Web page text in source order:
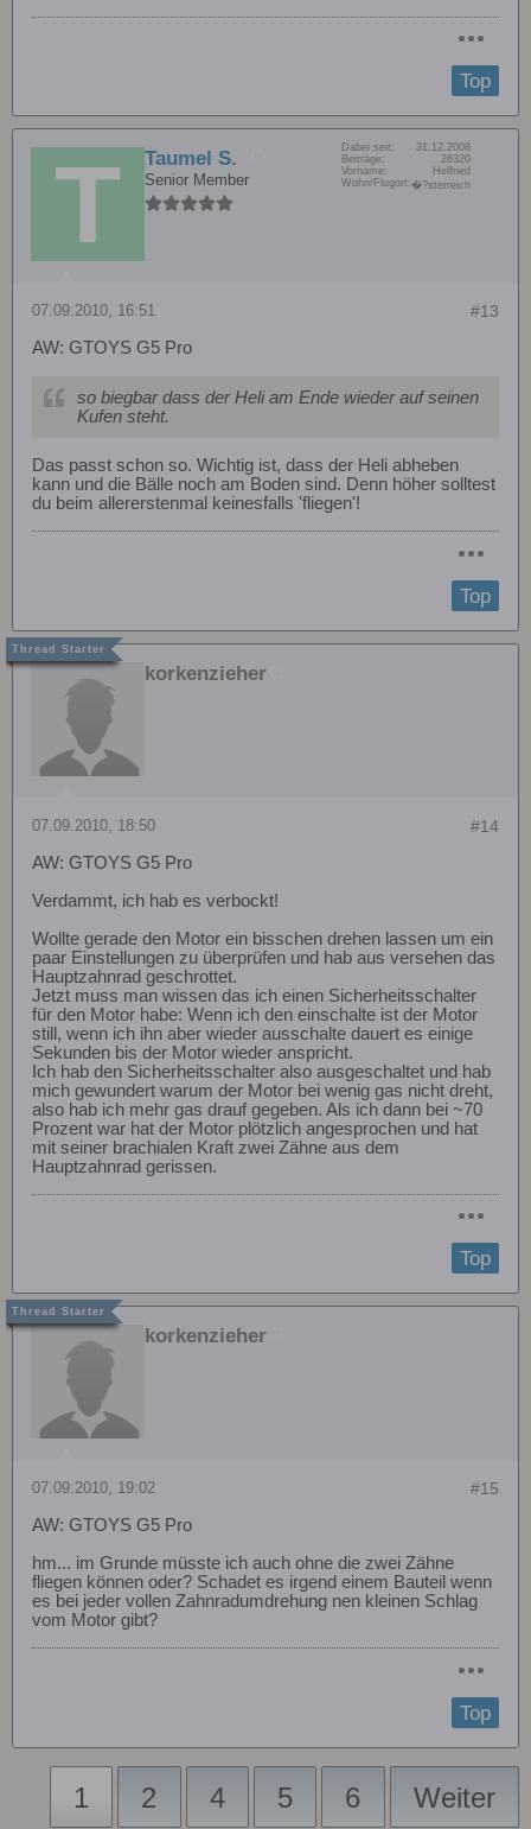
Top
Taumel S.
Senior Member
Dabei seit:
31.12.2008
Beiträge:
26320
Vorname:
Helfried
Wohn/Flugort: �?sterreich
#13
07.09.2010, 16:51
AW: GTOYS G5 Pro
so biegbar dass der Heli am Ende wieder auf seinen
Kufen steht.
Das passt schon so. Wichtig ist, dass der Heli abheben
kann und die Bälle noch am Boden sind. Denn höher solltest
du beim allererstenmal keinesfalls 'fliegen'!
Top
korkenzieher
#14
07.09.2010, 18:50
AW: GTOYS G5 Pro
Verdammt, ich hab es verbockt!
Wollte gerade den Motor ein bisschen drehen lassen um ein
paar Einstellungen zu überprüfen und hab aus versehen das
Hauptzahnrad geschrottet.
Jetzt muss man wissen das ich einen Sicherheitsschalter
für den Motor habe: Wenn ich den einschalte ist der Motor
still, wenn ich ihn aber wieder ausschalte dauert es einige
Sekunden bis der Motor wieder anspricht.
Ich hab den Sicherheitsschalter also ausgeschaltet und hab
mich gewundert warum der Motor bei wenig gas nicht dreht,
also hab ich mehr gas drauf gegeben. Als ich dann bei ~70
Prozent war hat der Motor plötzlich angesprochen und hat
mit seiner brachialen Kraft zwei Zähne aus dem
Hauptzahnrad gerissen.
Top
korkenzieher
#15
07.09.2010, 19:02
AW: GTOYS G5 Pro
hm... im Grunde müsste ich auch ohne die zwei Zähne
fliegen können oder? Schadet es irgend einem Bauteil wenn
es bei jeder vollen Zahnradumdrehung nen kleinen Schlag
vom Motor gibt?
Top
1 2 4 5 6 Weiter